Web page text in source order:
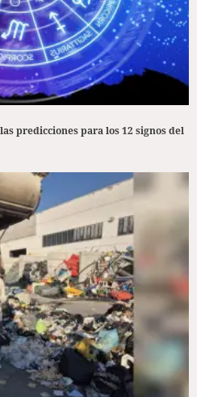
predicciones para los 12 signos del